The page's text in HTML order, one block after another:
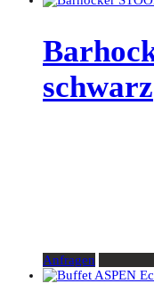
schwarz
Anfragen